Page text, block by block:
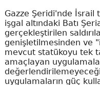
Gazze Şeridi'nde İsrail
işgal altındaki Batı
gerçekleştirilen
genişletilmesinden ve
mevcut statükoyu tek
amaçlayan
uygulamaların güç